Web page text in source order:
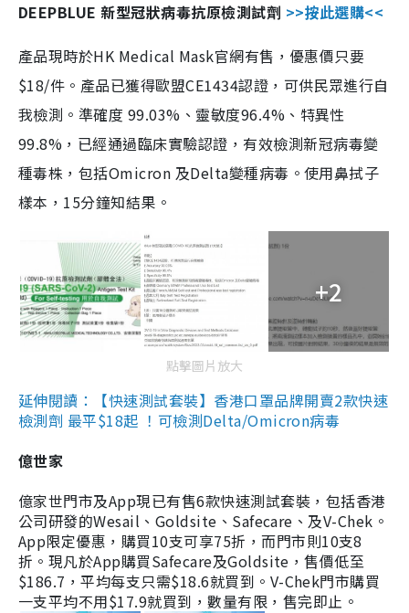
DEEPBLUE 新型冠狀病毒抗原檢測試劑 >>按此選購<<
產品現時於HK Medical Mask官網有售，優惠價只要
$18/件。產品已獲得歐盟CE1434認證，可供民眾進行自
我檢測。準確度 99.03%、靈敏度96.4%、特異性
99.8%，已經通過臨床實驗認證，有效檢測新冠病毒變
種毒株，包括Omicron 及Delta變種病毒。使用鼻拭子
樣本，15分鐘知結果。
+2
點擊圖片放大
延伸閱讀：【快速測試套裝】香港口罩品牌開賣2款快速
檢測劑 最平$18起 ！可檢測Delta/Omicron病毒
億世家
億家世門市及App現已有售6款快速測試套裝，包括香港
公司研發的Wesail、Goldsite、Safecare、及V-Chek。
App限定優惠，購買10支可享75折，而門市則10支8
折。現凡於App購買Safecare及Goldsite，售價低至
$186.7，平均每支只需$18.6就買到。V-Chek門市購買
一支平均不用$17.9就買到，數量有限，售完即止。